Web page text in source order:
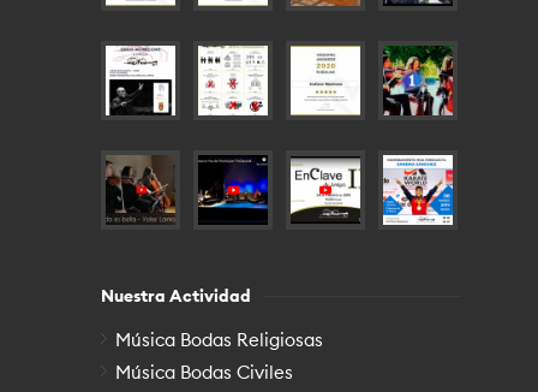
Nuestra Actividad
Música Bodas Religiosas
Música Bodas Civiles